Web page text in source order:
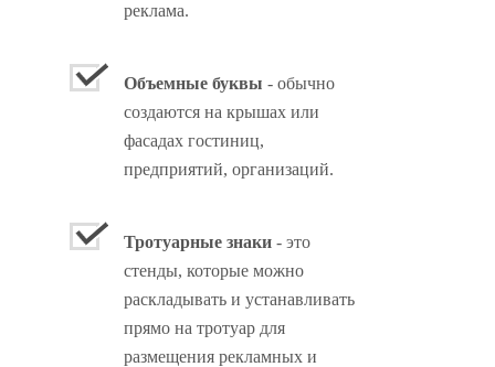
реклама.
Объемные буквы - обычно
создаются на крышах или
фасадах гостиниц,
предприятий, организаций.
Тротуарные знаки- это
стенды, которые можно
раскладывать и устанавливать
прямо на тротуар для
размещения рекламных и